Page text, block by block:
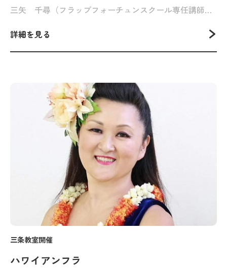
三矢 千尋（フラップフォーチュンスクール専任講師）
詳細を見る
三条教室開催
ハワイアンフラ